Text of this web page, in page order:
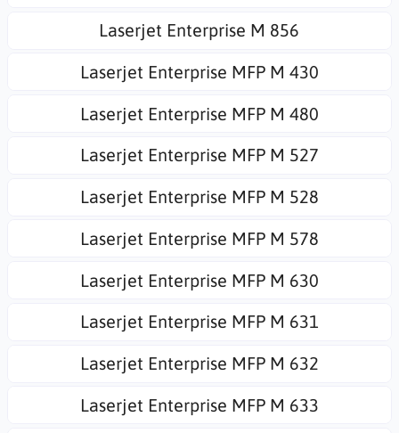
Laserjet Enterprise M 856
Laserjet Enterprise MFP M 430
Laserjet Enterprise MFP M 480
Laserjet Enterprise MFP M 527
Laserjet Enterprise MFP M 528
Laserjet Enterprise MFP M 578
Laserjet Enterprise MFP M 630
Laserjet Enterprise MFP M 631
Laserjet Enterprise MFP M 632
Laserjet Enterprise MFP M 633